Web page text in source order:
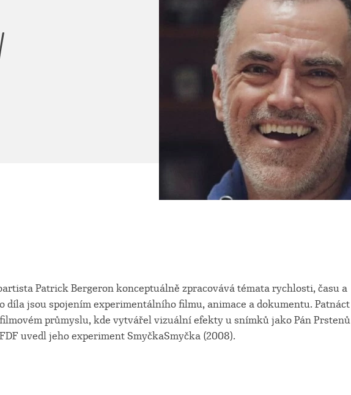
Patrick Bergeron konceptuálně zpracovává témata rychlosti, času a
díla jsou spojením experimentálního filmu, animace a dokumentu. Patnáct
průmyslu, kde vytvářel vizuální efekty u snímků jako Pán Prstenů
uvedl jeho experiment SmyčkaSmyčka (2008).